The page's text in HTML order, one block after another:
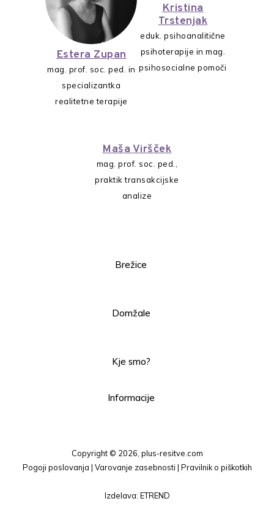
Estera Zupan
mag. prof. soc. ped. in
specializantka
realitetne terapije
Kristina
Trstenjak
eduk. psihoanalitične
psihoterapije in mag.
psihosocialne pomoči
Maša Viršček
mag. prof. soc. ped.,
praktik transakcijske
analize
Brežice
Domžale
Kje smo?
Informacije
Copyright © 2026, plus-resitve.com
Pogoji poslovanja | Varovanje zasebnosti | Pravilnik o piškotkih
Izdelava: ETREND